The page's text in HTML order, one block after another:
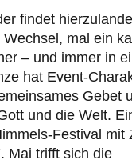
findet
mal ein
– und immer in
hat Event-
Gebet
und die Welt.
Festival mit
Mai trifft sich die